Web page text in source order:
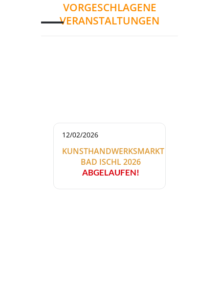
VORGESCHLAGENE
VERANSTALTUNGEN
12/02/2026
KUNSTHANDWERKSMARKT
BAD ISCHL 2026
ABGELAUFEN!